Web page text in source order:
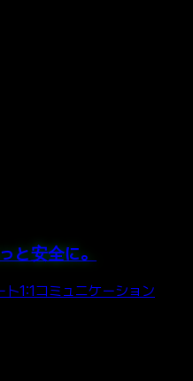
と安全に。
1:1コミュニケーション